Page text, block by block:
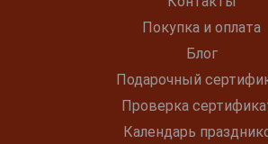
Покупка и оплата
Блог
Подарочный
Проверка
Календарь